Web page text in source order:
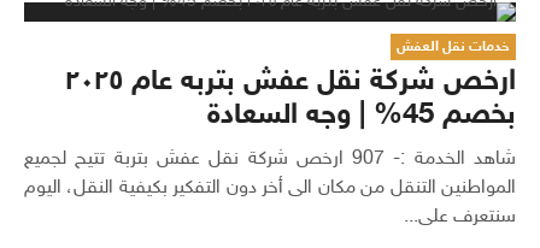
خدمات نقل العفش
ارخص شركة نقل عفش بتربه عام ٢٠٢٥
بخصم 45% | وجه السعادة
شاهد الخدمة :- 907 ارخص شركة نقل عفش بتربة تتيح لجميع
المواطنين التنقل من مكان الى أخر دون التفكير بكيفية النقل، اليوم
سنتعرف على...